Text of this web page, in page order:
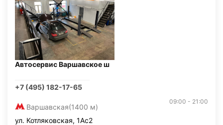
Автосервис Варшавское ш
+7 (495) 182-17-65
Варшавская(1400 м)
09:00 - 21:00
ул. Котляковская, 1Ас2